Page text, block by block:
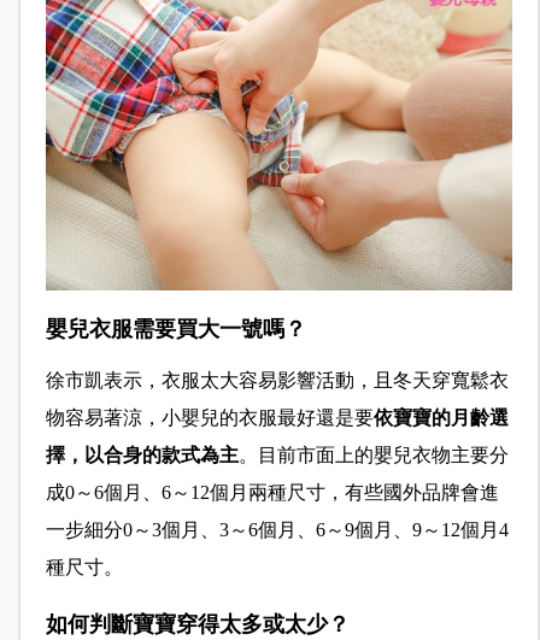
嬰兒衣服需要買大一號嗎？
徐市凱表示，衣服太大容易影響活動，且冬天穿寬鬆衣
物容易著涼，小嬰兒的衣服最好還是要依寶寶的月齡選
擇，以合身的款式為主。目前市面上的嬰兒衣物主要分
成0～6個月、6～12個月兩種尺寸，有些國外品牌會進
一步細分0～3個月、3～6個月、6～9個月、9～12個月4
種尺寸。
如何判斷寶寶穿得太多或太少？